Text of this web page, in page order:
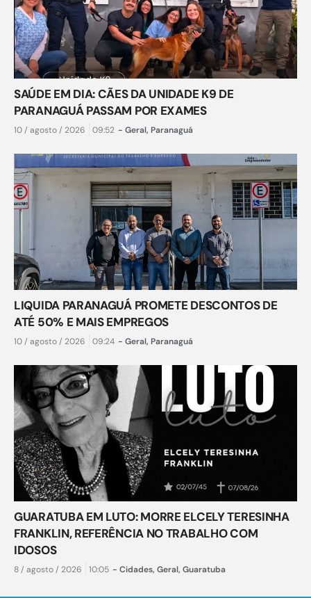
SAÚDE EM DIA: CÃES DA UNIDADE K9 DE
PARANAGUÁ PASSAM POR EXAMES
10 / agosto / 2026 09:52 - Geral, Paranaguá
LIQUIDA PARANAGUÁ PROMETE DESCONTOS DE
ATÉ 50% E MAIS EMPREGOS
10 / agosto / 2026 09:24 - Geral, Paranaguá
GUARATUBA EM LUTO: MORRE ELCELY TERESINHA
FRANKLIN, REFERÊNCIA NO TRABALHO COM
IDOSOS
8 / agosto / 2026 10:05 - Cidades, Geral, Guaratuba